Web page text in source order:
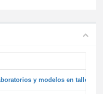
y modelos en